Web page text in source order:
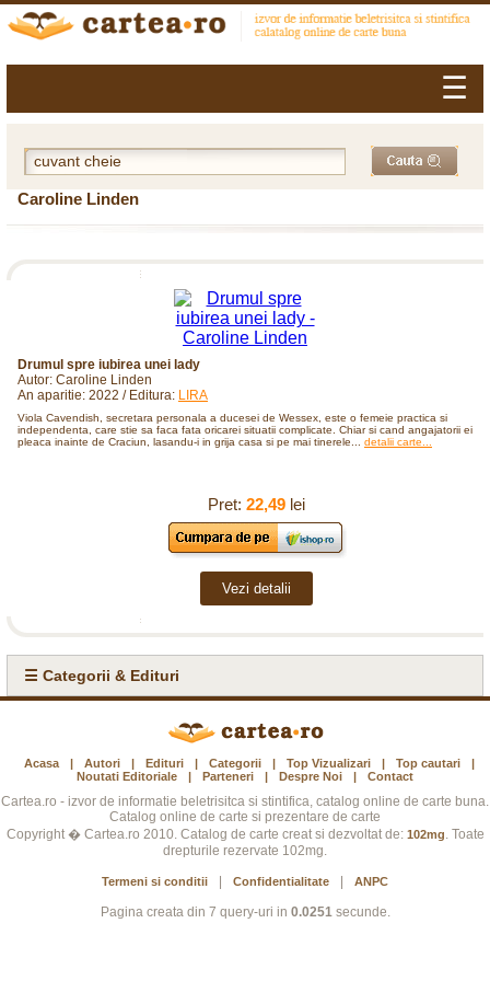
☰
Caroline Linden
Drumul spre iubirea unei lady
Autor: Caroline Linden
An aparitie: 2022 / Editura: LIRA
Viola Cavendish, secretara personala a ducesei de Wessex, este o femeie practica si
independenta, care stie sa faca fata oricarei situatii complicate. Chiar si cand angajatorii ei
pleaca inainte de Craciun, lasandu-i in grija casa si pe mai tinerele... detalii carte...
Pret: 22,49lei
Vezi detalii
☰ Categorii & Edituri
Acasa | Autori | Edituri | Categorii | Top Vizualizari | Top cautari
|
Noutati Editoriale
| Parteneri | Despre Noi | Contact
Cartea.ro - izvor de informatie beletrisitca si stintifica, catalog online de carte buna.
Catalog online de carte si prezentare de carte
Copyright � Cartea.ro 2010. Catalog de carte creat si dezvoltat de: 102mg. Toate
drepturile rezervate 102mg.
Termeni si conditii Confidentialitate ANPC
Pagina creata din 7 query-uri in 0.0251secunde.